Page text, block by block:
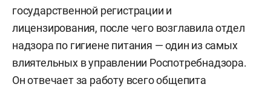
государственной регистрации и
лицензирования, после чего возглавила отдел
надзора по гигиене питания — один из самых
влиятельных в управлении Роспотребнадзора.
Он отвечает за работу всего общепита